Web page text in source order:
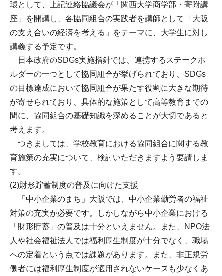
環として、上記連絡協議会が「関西大学商学部・寄附講
座」を開講し、各協同組合の実践者を講師として「大阪
の支え合いの経済を考える」をテーマに、大学生に対し
講義する予定です。
日本政府のSDGs実施指針では、連携するステークホ
ルダーの一つとして協同組合が挙げられており、SDGs
の目標達成において協同組合が果たす役割に大きな期待
が寄せられており、具体的な施策として高等教育までの
間に、協同組合の基礎知識を深めることが大切であると
考えます。
つきましては、学校教育における協同組合に関する教
育施策の充実について、検討いただきますよう要請しま
す。
(2)財形貯蓄制度の普及に向けた支援
「中小企業のまち」大阪では、中小企業勤労者の福祉
対策の充実が必要です。しかしながら中小企業における
「財形貯蓄」の普及は十分といえません。また、NPO法
人や社会福祉法人では福利厚生制度が十分でなく、職場
への定着という点では課題があります。また、非正規労
働者には福利厚生制度が適用されないケースも少なくあ